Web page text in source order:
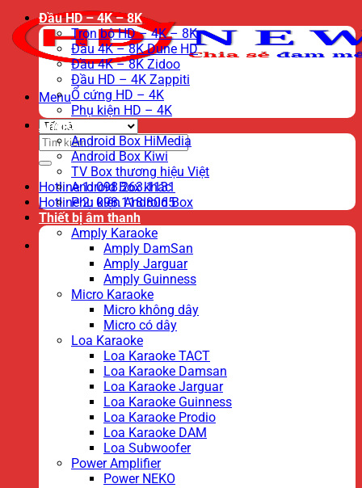
Menu
Tìm
kiếm:
Hotline 1: 098.263.1131
Hotline 2: 098.118.8065
Đầu HD – 4K – 8K
Trọn bộ HD – 4K – 8K
Đầu 4K – 8K Dune HD
Đầu 4K – 8K Zidoo
Đầu HD – 4K Zappiti
Ổ cứng HD – 4K
Phụ kiện HD – 4K
Android TV Box
Android Box HiMedia
Android Box Kiwi
TV Box thương hiệu Việt
Android Box khác
Phụ kiện Android Box
Thiết bị âm thanh
Amply Karaoke
Amply DamSan
Amply Jarguar
Amply Guinness
Micro Karaoke
Micro không dây
Micro có dây
Loa Karaoke
Loa Karaoke TACT
Loa Karaoke Damsan
Loa Karaoke Jarguar
Loa Karaoke Guinness
Loa Karaoke Prodio
Loa Karaoke DAM
Loa Subwoofer
Power Amplifier
Power NEKO